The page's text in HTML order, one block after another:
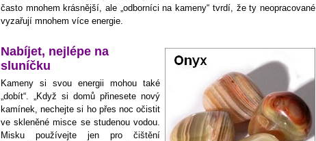
často mnohem krásnější, ale „odborníci na kameny“ tvrdí, že ty neopracované
vyzařují mnohem více energie.
Nabíjet, nejlépe na
sluníčku
Kameny si svou energii mohou také
„dobít“. „Když si domů přinesete nový
kamínek, nechejte si ho přes noc očistit
ve skleněné misce se studenou vodou.
Misku používejte jen pro čištění